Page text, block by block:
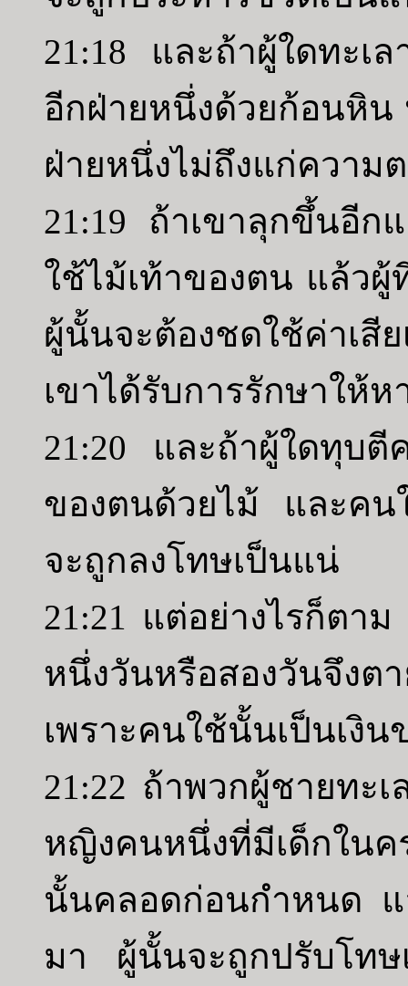
21:18 และถ้าผู้ใดทะเ
อีกฝ่ายหนึ่งด้วยก้อนหิน
ฝ่ายหนึ่งไม่ถึงแก่ความ
21:19 ถ้าเขาลุกขึ้นอีก
ใช้ไม้เท้าของตน แล้ว
ผู้นั้นจะต้องชดใช้ค่าเ
เขาได้รับการรักษาให้ห
21:20 และถ้าผู้ใดทุบ
ของตนด้วยไม้ และคน
จะถูกลงโทษเป็นแน่
21:21 แต่อย่างไรก็ตา
หนึ่งวันหรือสองวันจึ
เพราะคนใช้นั้นเป็นเงิน
21:22 ถ้าพวกผู้ชายทะ
หญิงคนหนึ่งที่มีเด็กใน
นั้นคลอดก่อนกำหนด แ
มา ผู้นั้นจะถูกปรับโท